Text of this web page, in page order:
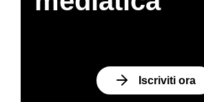
Iscriviti ora